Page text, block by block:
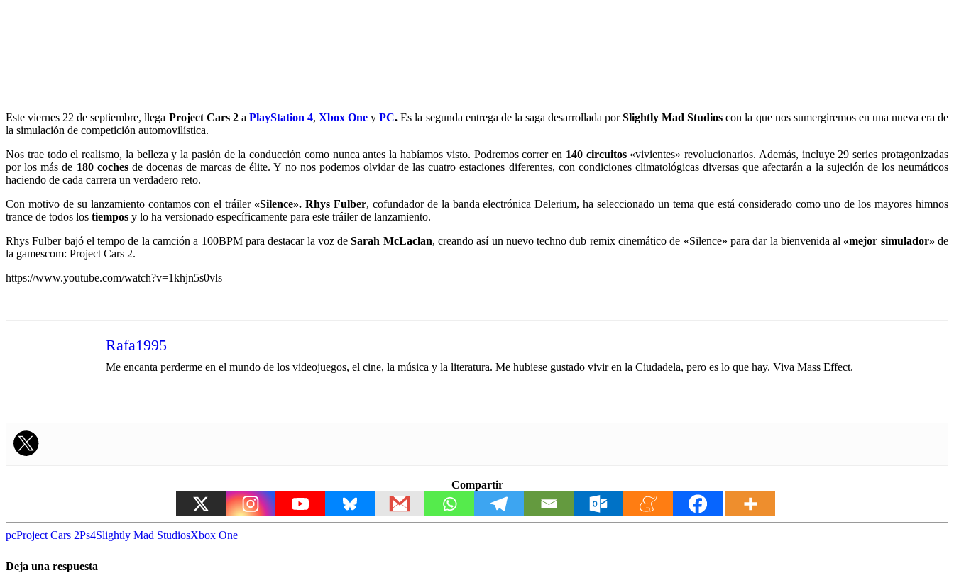
Este viernes 22 de septiembre, llega Project Cars 2a PlayStation 4,Xbox One yPC. Es la segunda entrega de la saga desarrollada porSlightly Mad Studios con la que nos sumergiremos en una nueva era de
la simulación de competición automovilística.
Nos trae todo el realismo, la belleza y la pasión de la conducción como nunca antes la habíamos visto. Podremos correr en 140 circuitos«vivientes» revolucionarios. Además, incluye 29 series protagonizadas
por los más de 180 cochesde docenas de marcas de élite. Y no nos podemos olvidar de las cuatro estaciones diferentes, con condiciones climatológicas diversas que afectarán a la sujeción de los neumáticos
haciendo de cada carrera un verdadero reto.
Con motivo de su lanzamiento contamos con el tráiler «Silence». Rhys Fulber, cofundador de la banda electrónica Delerium, ha seleccionado un tema que está considerado como uno de los mayores himnos
trance de todos los tiempos y lo ha versionado específicamente para este tráiler de lanzamiento.
Rhys Fulber bajó el tempo de la camción a 100BPM para destacar la voz deSarah McLaclan, creando así un nuevo techno dub remix cinemático de «Silence» para dar la bienvenida al «mejor simulador» de
la gamescom: Project Cars 2.
https://www.youtube.com/watch?v=1khjn5s0vls
Rafa1995
Me encanta perderme en el mundo de los videojuegos, el cine, la música y la literatura. Me hubiese gustado vivir en la Ciudadela, pero es lo que hay. Viva Mass Effect.
Compartir
pcProject Cars 2Ps4Slightly Mad StudiosXbox One
Deja una respuesta